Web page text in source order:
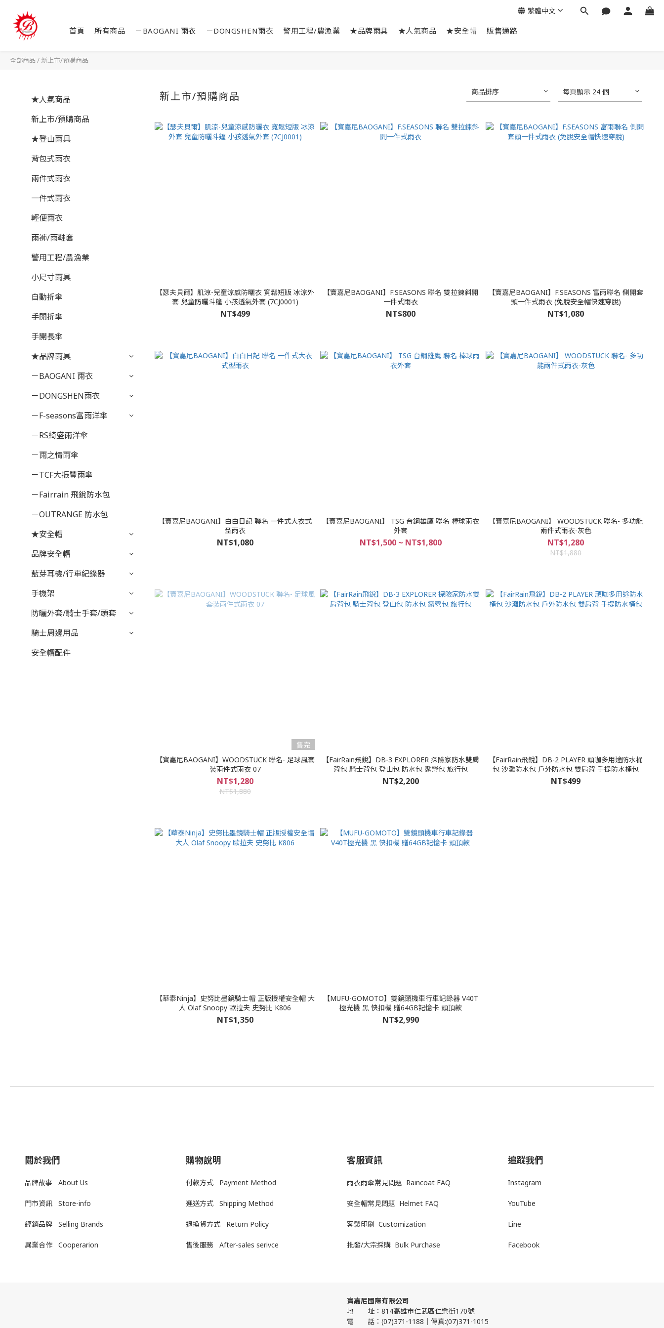
首頁 所有商品 －BAOGANI 雨衣 －DONGSHEN雨衣 警用工程/農漁業 ★品牌雨具 ★人氣商品 ★安全帽 販售通路
繁體中文
全部商品 /新上市/預購商品
★人氣商品
新上市/預購商品
★登山雨具
背包式雨衣
兩件式雨衣
一件式雨衣
輕便雨衣
雨褲/雨鞋套
警用工程/農漁業
小尺寸雨具
自動折傘
手開折傘
手開長傘
★品牌雨具
－BAOGANI 雨衣
－DONGSHEN雨衣
－F-seasons富雨洋傘
－RS綺盛雨洋傘
－雨之情雨傘
－TCF大振豐雨傘
－Fairrain 飛銳防水包
－OUTRANGE 防水包
★安全帽
品牌安全帽
藍芽耳機/行車紀錄器
手機架
防曬外套/騎士手套/頭套
騎士周邊用品
安全帽配件
新上市/預購商品 商品排序 每頁顯示 24 個
【瑟夫貝爾】肌涼-兒童涼感防曬衣 寬鬆短版 冰涼外
套 兒童防曬斗篷 小孩透氣外套 (7CJ0001)
NT$499
【寶嘉尼BAOGANI】F.SEASONS 聯名 雙拉鍊斜開
一件式雨衣
NT$800
【寶嘉尼BAOGANI】F.SEASONS 富雨聯名 側開套
頭一件式雨衣 (免脫安全帽快速穿脫)
NT$1,080
【寶嘉尼BAOGANI】白白日記 聯名 一件式大衣式
型雨衣
NT$1,080
【寶嘉尼BAOGANI】 TSG 台鋼雄鷹 聯名 棒球雨衣
外套
NT$1,500 ~ NT$1,800
【寶嘉尼BAOGANI】 WOODSTUCK 聯名- 多功能
兩件式雨衣-灰色
NT$1,280
NT$1,880
售完
【寶嘉尼BAOGANI】WOODSTUCK 聯名- 足球風套
裝兩件式雨衣 07
NT$1,280
NT$1,880
【FairRain飛銳】DB-3 EXPLORER 探險家防水雙肩
背包 騎士背包 登山包 防水包 露營包 旅行包
NT$2,200
【FairRain飛銳】DB-2 PLAYER 頑咖多用途防水桶
包 沙灘防水包 戶外防水包 雙肩背 手提防水桶包
NT$499
【華泰Ninja】史努比墨鏡騎士帽 正版授權安全帽 大
人 Olaf Snoopy 歐拉夫 史努比 K806
NT$1,350
【MUFU-GOMOTO】雙鏡頭機車行車記錄器 V40T
極光機 黑 快扣機 贈64GB記憶卡 頭頂款
NT$2,990
關於我們
品牌故事 About Us
門市資訊 Store-info
經銷品牌 Selling Brands
異業合作 Cooperarion
購物說明
付款方式 Payment Method
運送方式 Shipping Method
退換貨方式 Return Policy
售後服務 After-sales serivce
客服資訊
雨衣雨傘常見問題 Raincoat FAQ
安全帽常見問題 Helmet FAQ
客製印刷 Customization
批發/大宗採購 Bulk Purchase
追蹤我們
Instagram
YouTube
Line
Facebook
寶嘉尼國際有限公司
地 址：814高雄市仁武區仁樂街170號
電 話：(07)371-1188｜傳真:(07)371-1015